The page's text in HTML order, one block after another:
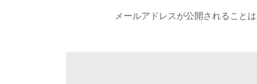
メールアドレスが公開されることは